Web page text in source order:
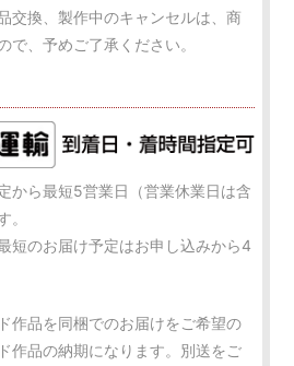
交換、製作中のキャンセルは、商
で、予めご了承ください。
から最短5営業日（営業休業日は含
。
短のお届け予定はお申し込みから4
作品を同梱でのお届けをご希望の
作品の納期になります。別送をご